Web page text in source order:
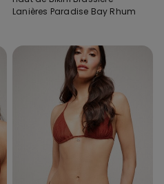
Lanières Paradise Bay Rhum